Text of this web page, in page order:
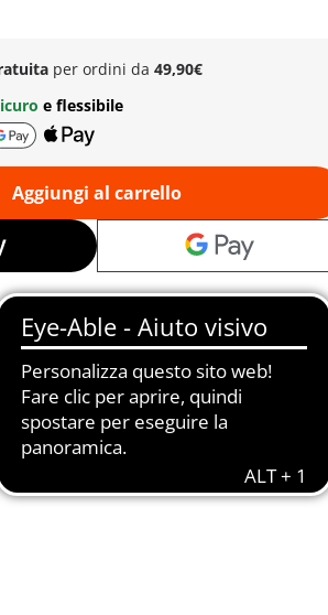
per ordini da 49,90€
e flessibile
Aggiungi al carrello